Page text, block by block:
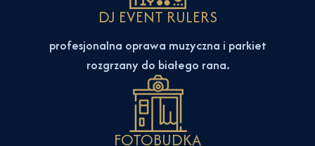
DJ EVENT RULERS
profesjonalna oprawa muzyczna i parkiet
rozgrzany do białego rana.
FOTOBUDKA